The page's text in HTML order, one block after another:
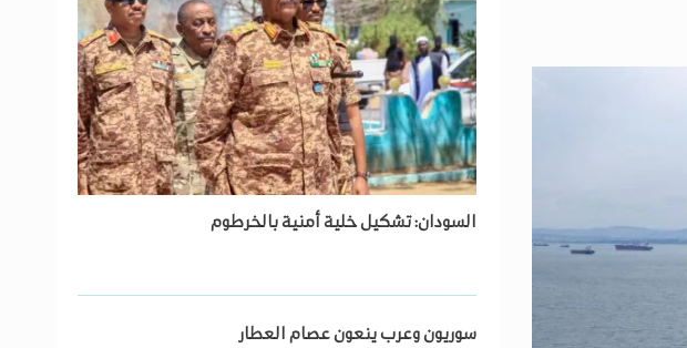
السودان: تشكيل خلية أمنية بالخرطوم
سوريون وعرب ينعون عصام العطار